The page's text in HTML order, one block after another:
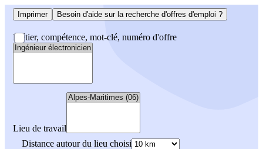
Imprimer Besoin d'aide sur la recherche d'offres d'emploi ?
Métier, compétence, mot-clé, numéro d'offre
Lieu de travail
Distance autour du lieu choisi